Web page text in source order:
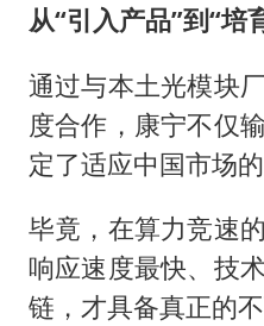
从“引入产品”到“培
通过与本土光模块
度合作，康宁不仅
定了适应中国市场
毕竟，在算力竞速
响应速度最快、技
链，才具备真正的不